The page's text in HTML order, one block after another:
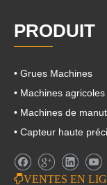
PRODUIT
• Grues Machines
• Machines agricoles
• Machines de
• Capteur haute
VENTES EN